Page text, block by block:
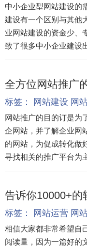
中小企业型网站建设的
建设有一个区别与其他
业网站建设的资金少、
致了很多中小企业建设
全方位网站推广
标签： 网站建设 网
网站推广的目的订是为
企网站，并了解企业网
的网站，为促成转化做
寻找相关的推广平台为
告诉你10000+的
标签： 网站运营 网
相信大家都非常希望自
阅读量，因为一篇好的